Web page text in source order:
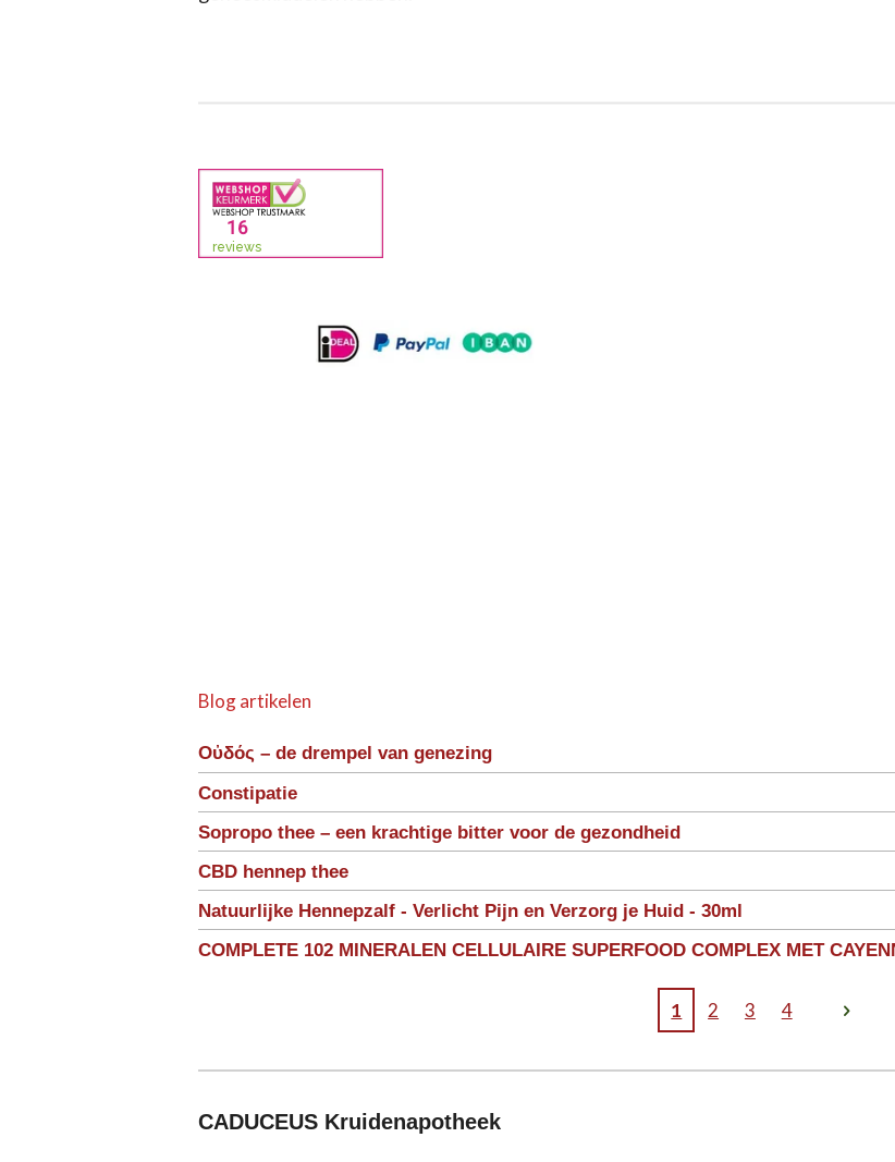
Blog artikelen
Οὐδός – de drempel van genezing
Constipatie
Sopropo thee – een krachtige bitter voor de gezondheid
CBD hennep thee
Natuurlijke Hennepzalf - Verlicht Pijn en Verzorg je Huid - 30ml
COMPLETE 102 MINERALEN CELLULAIRE SUPERFOOD COMPLEX MET
1 2 3 4
CADUCEUS Kruidenapotheek